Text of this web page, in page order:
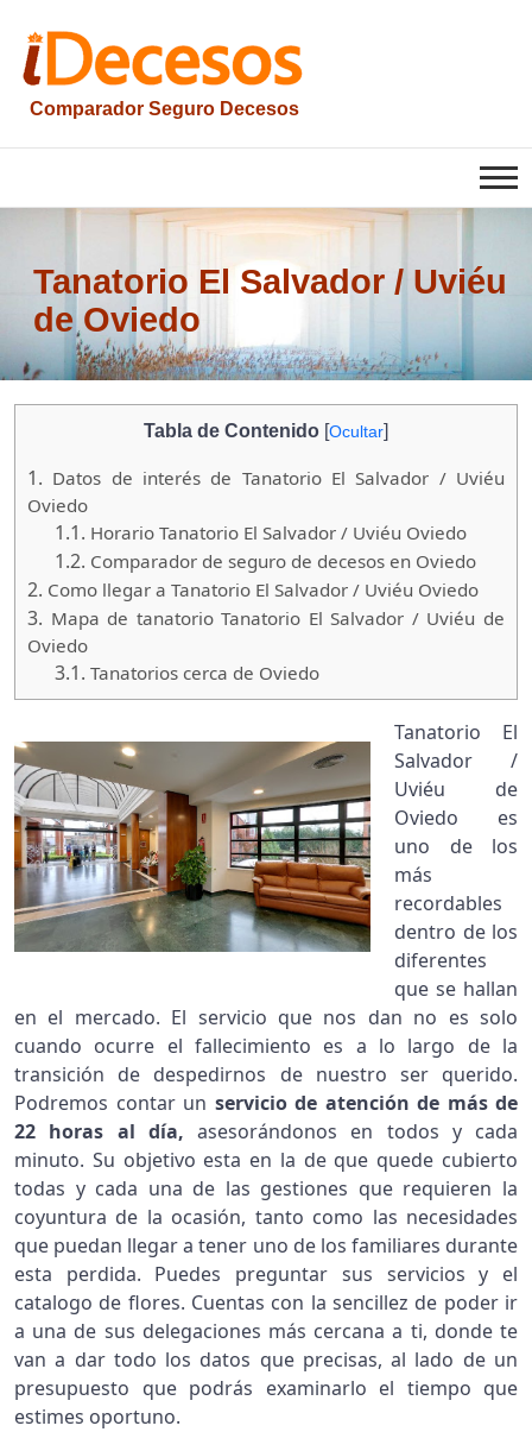
contenido
Comparador Seguro Decesos
iesquelas
Tanatorio El Salvador / Uviéu
de Oviedo
Tabla de Contenido [Ocultar]
1. Datos de interés de Tanatorio El Salvador / Uviéu
Oviedo
1.1. Horario Tanatorio El Salvador / Uviéu Oviedo
1.2. Comparador de seguro de decesos en Oviedo
2. Como llegar a Tanatorio El Salvador / Uviéu Oviedo
3. Mapa de tanatorio Tanatorio El Salvador / Uviéu de
Oviedo
3.1. Tanatorios cerca de Oviedo
Tanatorio El
Salvador /
Uviéu de
Oviedo es
uno de los
más
recordables
dentro de los
diferentes
que se hallan
en el mercado. El servicio que nos dan no es solo
cuando ocurre el fallecimiento es a lo largo de la
transición de despedirnos de nuestro ser querido.
Podremos contar un servicio de atención de más de
22 horas al día, asesorándonos en todos y cada
minuto. Su objetivo esta en la de que quede cubierto
todas y cada una de las gestiones que requieren la
coyuntura de la ocasión, tanto como las necesidades
que puedan llegar a tener uno de los familiares durante
esta perdida. Puedes preguntar sus servicios y el
catalogo de flores. Cuentas con la sencillez de poder ir
a una de sus delegaciones más cercana a ti, donde te
van a dar todo los datos que precisas, al lado de un
presupuesto que podrás examinarlo el tiempo que
estimes oportuno.